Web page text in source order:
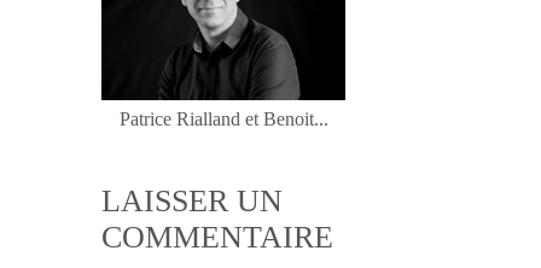
Patrice Rialland et Benoit...
LAISSER UN
COMMENTAIRE